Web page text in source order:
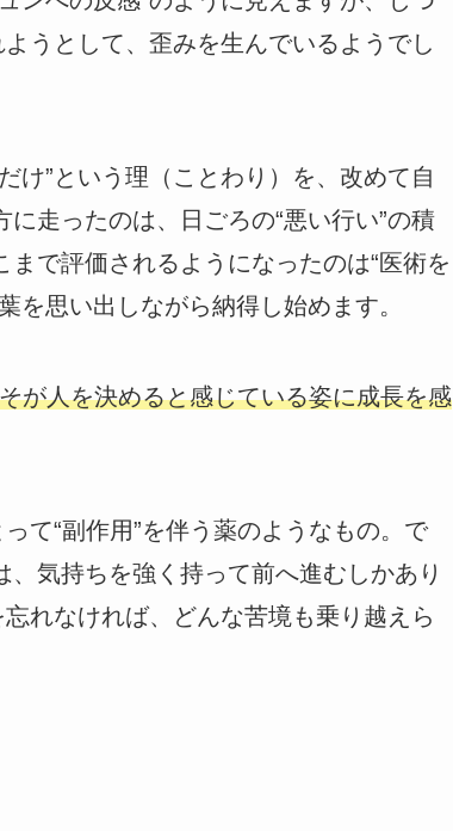
うとして、歪みを生んでいるようでし
け”という理（ことわり）を、改めて自
走ったのは、日ごろの“悪い行い”の積
で評価されるようになったのは“医術を
を思い出しながら納得し始めます。
が人を決めると感じている姿に成長を感
て“副作用”を伴う薬のようなもの。で
気持ちを強く持って前へ進むしかあり
れなければ、どんな苦境も乗り越えら